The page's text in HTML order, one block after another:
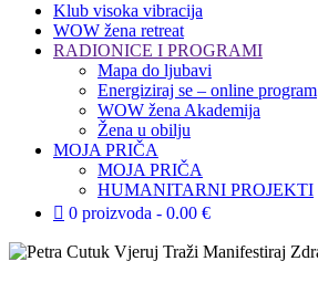
Klub visoka vibracija
WOW žena retreat
RADIONICE I PROGRAMI
Mapa do ljubavi
Energiziraj se – online program
WOW žena Akademija
Žena u obilju
MOJA PRIČA
MOJA PRIČA
HUMANITARNI PROJEKTI
0 proizvoda
0.00 €